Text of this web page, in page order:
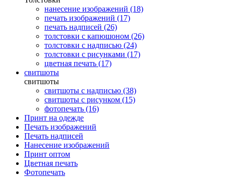
нанесение изображений (18)
печать изображений (17)
печать надписей (26)
толстовки с капюшоном (26)
толстовки с надписью (24)
толстовки с рисунками (17)
цветная печать (17)
свитшоты
свитшоты
свитшоты с надписью (38)
свитшоты с рисунком (15)
фотопечать (16)
Принт на одежде
Печать изображений
Печать надписей
Нанесение изображений
Принт оптом
Цветная печать
Фотопечать